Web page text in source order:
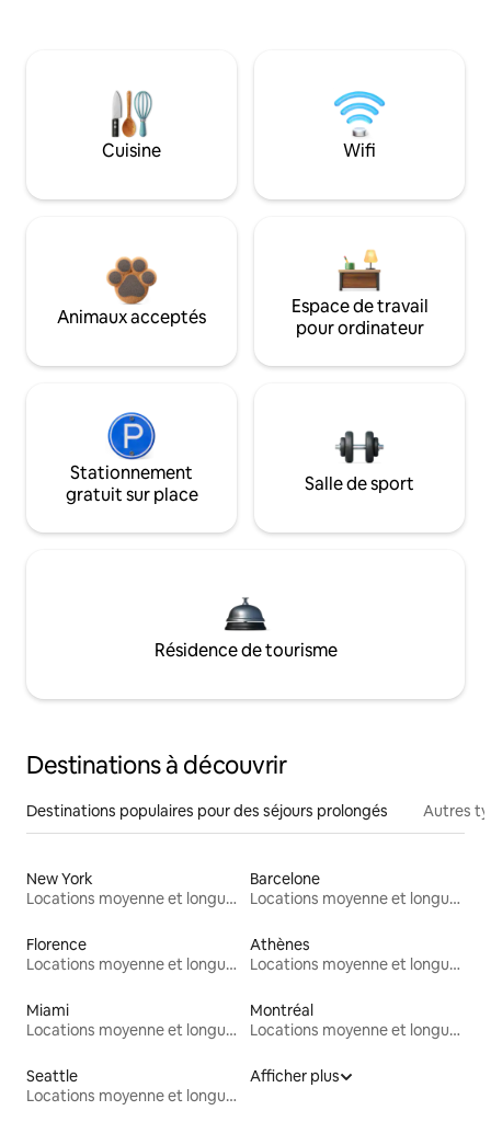
Cuisine Wifi
Animaux acceptés
Espace de travail
pour ordinateur
Stationnement
gratuit sur place
Salle de sport
Résidence de tourisme
Destinations à découvrir
Destinations populaires pour des séjours prolongés Autres
New York
Locations moyenne et longue durée
Barcelone
Locations moyenne et longue durée
Florence
Locations moyenne et longue durée
Athènes
Locations moyenne et longue durée
Miami
Locations moyenne et longue durée
Montréal
Locations moyenne et longue durée
Seattle
Locations moyenne et longue durée
Afficher plus